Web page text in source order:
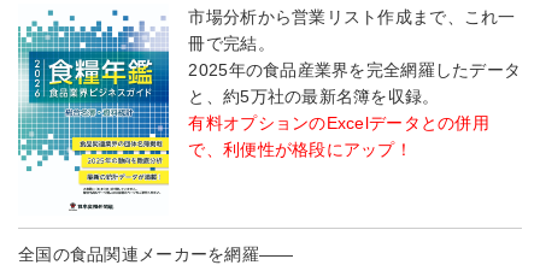
市場分析から営業リスト作成まで、これ一
冊で完結。
2025年の食品産業界を完全網羅したデータ
と、約5万社の最新名簿を収録。
有料オプションのExcelデータとの併用
で、利便性が格段にアップ！
全国の食品関連メーカーを網羅――